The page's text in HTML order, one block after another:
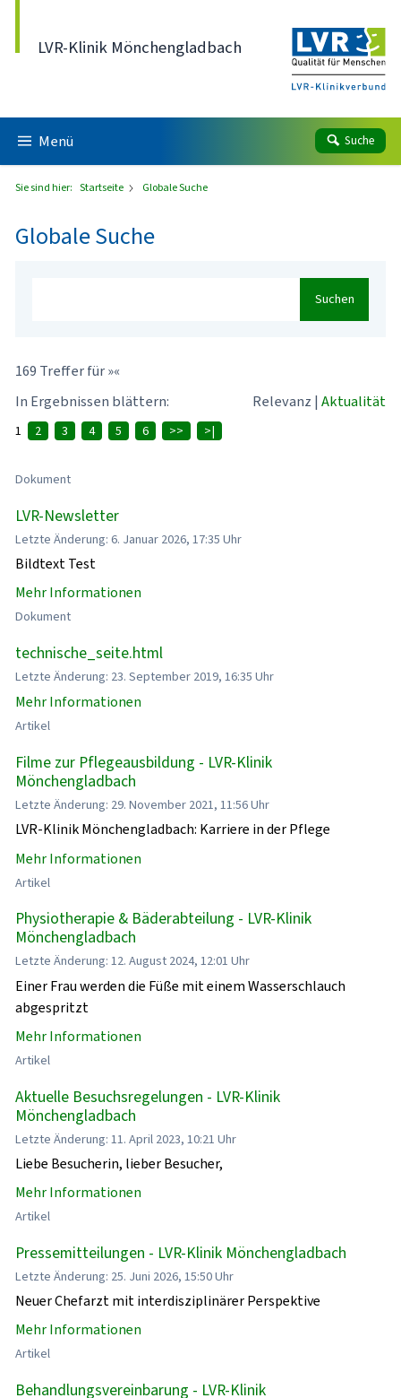
LVR-Klinik Mönchengladbach
Menü Suche
Sie sind hier: Startseite Globale Suche
Globale Suche
Suchen
169 Treffer für »«
In Ergebnissen blättern:
Relevanz | Aktualität
1 2 3 4 5 6 >> >|
Dokument
LVR-Newsletter
Letzte Änderung: 6. Januar 2026, 17:35 Uhr
Bildtext Test
Mehr Informationen
Dokument
technische_seite.html
Letzte Änderung: 23. September 2019, 16:35 Uhr
Mehr Informationen
Artikel
Filme zur Pflegeausbildung - LVR-Klinik
Mönchengladbach
Letzte Änderung: 29. November 2021, 11:56 Uhr
LVR-Klinik Mönchengladbach: Karriere in der Pflege
Mehr Informationen
Artikel
Physiotherapie & Bäderabteilung - LVR-Klinik
Mönchengladbach
Letzte Änderung: 12. August 2024, 12:01 Uhr
Einer Frau werden die Füße mit einem Wasserschlauch
abgespritzt
Mehr Informationen
Artikel
Aktuelle Besuchsregelungen - LVR-Klinik
Mönchengladbach
Letzte Änderung: 11. April 2023, 10:21 Uhr
Liebe Besucherin, lieber Besucher,
Mehr Informationen
Artikel
Pressemitteilungen - LVR-Klinik Mönchengladbach
Letzte Änderung: 25. Juni 2026, 15:50 Uhr
Neuer Chefarzt mit interdisziplinärer Perspektive
Mehr Informationen
Artikel
Behandlungsvereinbarung - LVR-Klinik